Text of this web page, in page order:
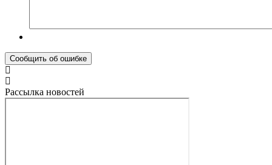
Рассылка новостей